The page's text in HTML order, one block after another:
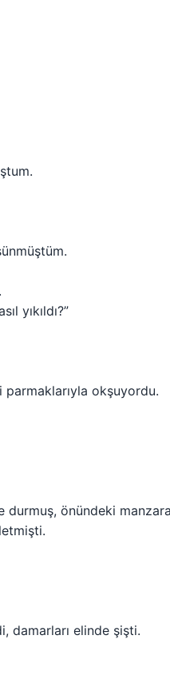
yıkıldı?”
parmaklarıyla okşuyordu.
önündeki
damarları elinde şişti.